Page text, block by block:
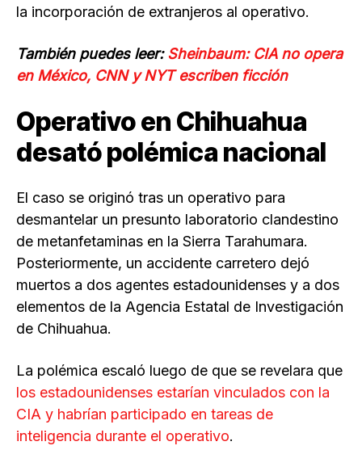
la incorporación de extranjeros al operativo.
También puedes leer:Sheinbaum: CIA no opera
en México, CNN y NYT escriben ficción
Operativo en Chihuahua
desató polémica nacional
El caso se originó tras un operativo para
desmantelar un presunto laboratorio clandestino
de metanfetaminas en la Sierra Tarahumara.
Posteriormente, un accidente carretero dejó
muertos a dos agentes estadounidenses y a dos
elementos de la Agencia Estatal de Investigación
de Chihuahua.
La polémica escaló luego de que se revelara que
los estadounidenses estarían vinculados con la
CIA y habrían participado en tareas de
inteligencia durante el operativo.